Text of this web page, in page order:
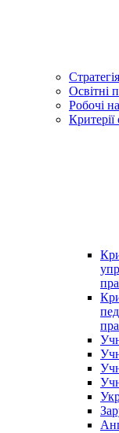
Освітні
Робочі